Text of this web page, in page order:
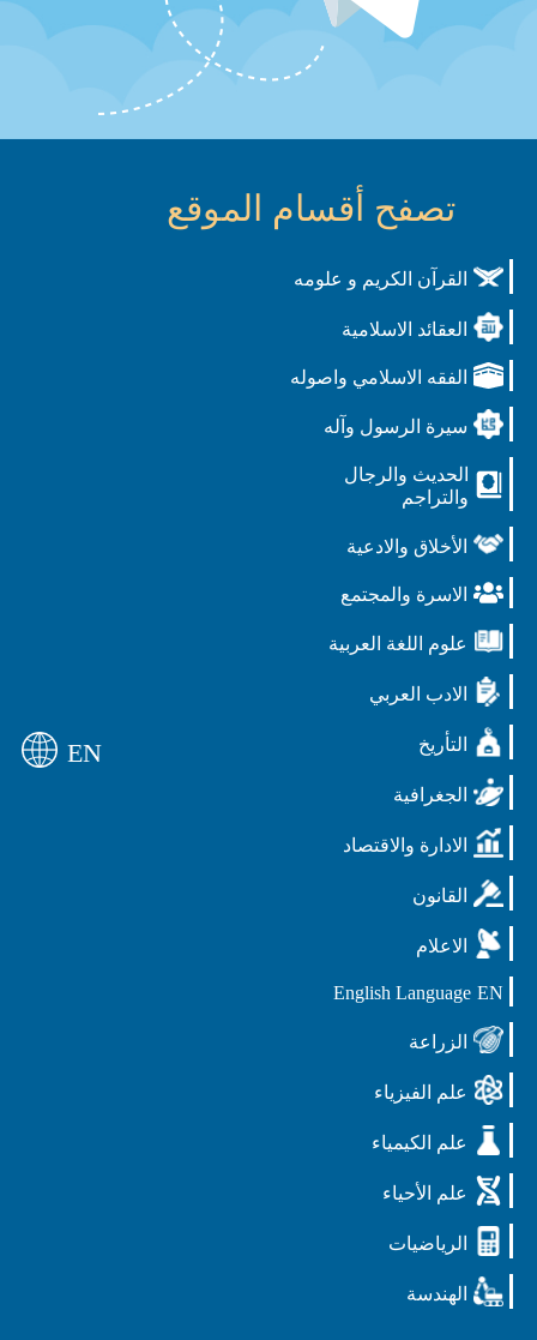
تصفح أقسام الموقع
القرآن الكريم و علومه
العقائد الاسلامية
الفقه الاسلامي واصوله
سيرة الرسول وآله
الحديث والرجال
والتراجم
الأخلاق والادعية
الاسرة والمجتمع
علوم اللغة العربية
الادب العربي
التأريخ
الجغرافية
الادارة والاقتصاد
القانون
الاعلام
EN
English Language
الزراعة
علم الفيزياء
علم الكيمياء
علم الأحياء
الرياضيات
الهندسة
EN